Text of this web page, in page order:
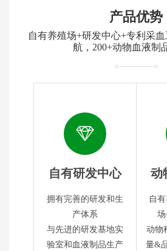
产品优势
自有养殖场+研发中心+专利采
航，200+动物血液制
自有研发中心
拥有完善的研发和生
产体系
与先进的研发基地实
验室和血液制品生产
动
自
动物
量&